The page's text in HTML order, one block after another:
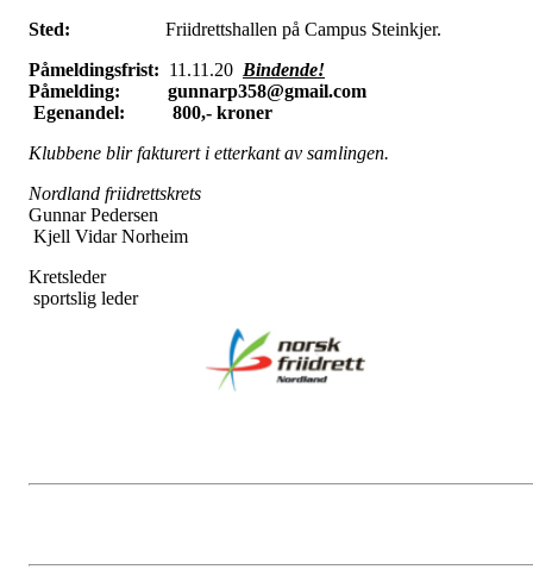
Sted: Friidrettshallen på Campus Steinkjer.
Påmeldingsfrist: 11.11.20 Bindende!
Påmelding: gunnarp358@gmail.com
Egenandel: 800,- kroner
Klubbene blir fakturert i etterkant av samlingen.
Nordland friidrettskrets
Gunnar Pedersen
Kjell Vidar Norheim
Kretsleder
sportslig leder